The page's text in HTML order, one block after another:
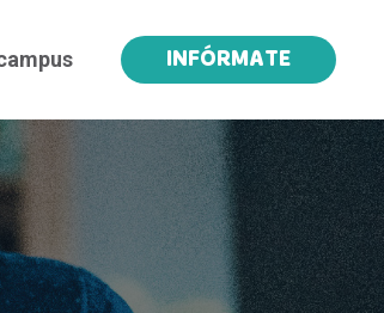
INFÓRMATE